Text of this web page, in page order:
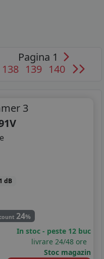
Pagina 1
138 139 140
3
dB
24%
In stoc - peste 12 buc
livrare 24/48 ore
Stoc magazin